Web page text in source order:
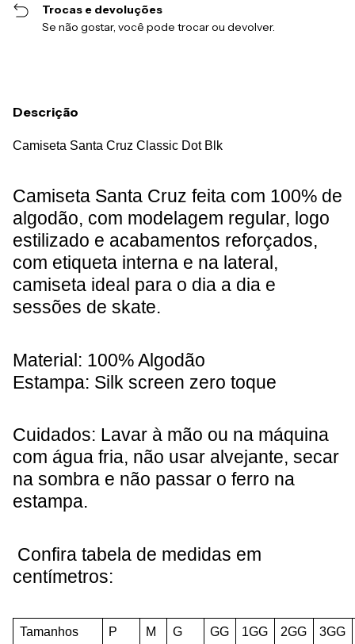
Trocas e devoluções
Se não gostar, você pode trocar ou devolver.
Descrição
Camiseta Santa Cruz Classic Dot Blk
Camiseta Santa Cruz feita com 100% de
algodão, com modelagem regular, logo
estilizado e acabamentos reforçados,
com etiqueta interna e na lateral,
camiseta ideal para o dia a dia e
sessões de skate.
Material: 100% Algodão
Estampa: Silk screen zero toque
Cuidados: Lavar à mão ou na máquina
com água fria, não usar alvejante, secar
na sombra e não passar o ferro na
estampa.
Confira tabela de medidas em
centímetros:
Tamanhos P M G GG 1GG 2GG 3GG